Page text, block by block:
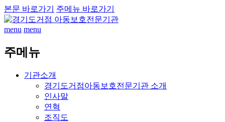
본문 바로가기 주메뉴 바로가기
menu menu
주메뉴
기관소개
경기도거점아동보호전문기관 소개
인사말
연혁
조직도